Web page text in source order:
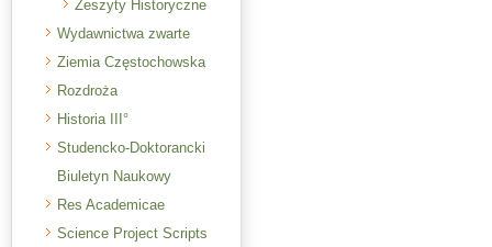
Zeszyty Historyczne
Wydawnictwa zwarte
Ziemia Częstochowska
Rozdroża
Historia III°
Studencko-Doktorancki
Biuletyn Naukowy
Res Academicae
Science Project Scripts